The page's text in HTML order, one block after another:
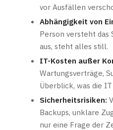
vor Ausfällen
Abhängigkeit von
Person versteht
aus, steht alles still.
IT-Kosten außer
Wartungsverträge,
Überblick, was die
Sicherheitsrisiken:
Backups, unklare
nur eine Frage der